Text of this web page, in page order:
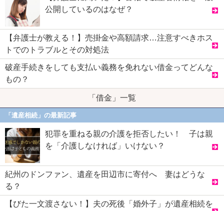
公開しているのはなぜ？
【弁護士が教える！】売掛金や高額請求…注意すべきホス
トでのトラブルとその対処法
破産手続きをしても支払い義務を免れない借金ってどんな
もの？
「借金」一覧
「遺産相続」の最新記事
犯罪を重ねる親の介護を拒否したい！ 子は親
を「介護しなければ」いけない？
紀州のドンファン、遺産を田辺市に寄付へ 妻はどうな
る？
【びた一文渡さない！】夫の死後「婚外子」が遺産相続を